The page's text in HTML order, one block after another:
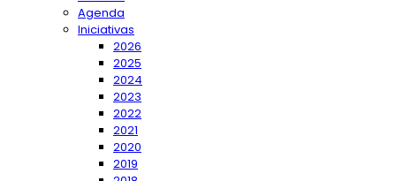
Agenda
Iniciativas
2026
2025
2024
2023
2022
2021
2020
2019